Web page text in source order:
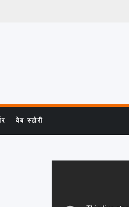
वेब स्टोरी